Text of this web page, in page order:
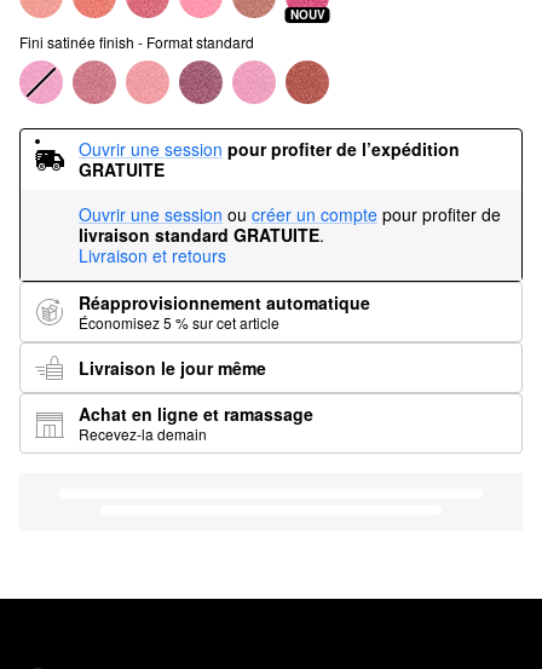
NOUV
Fini satinée finish - Format standard
Ouvrir une session pour profiter de l’expédition
GRATUITE
Ouvrir une session ou créer un compte pour profiter de
livraison standard GRATUITE.
Livraison et retours
Réapprovisionnement automatique
Économisez 5 % sur cet article
Livraison le jour même
Achat en ligne et ramassage
Recevez-la demain